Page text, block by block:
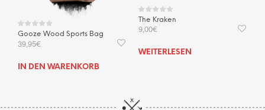
Gooze Wood Sports Bag
39,95€
IN DEN WARENKORB
The Kraken
9,00€
WEITERLESEN